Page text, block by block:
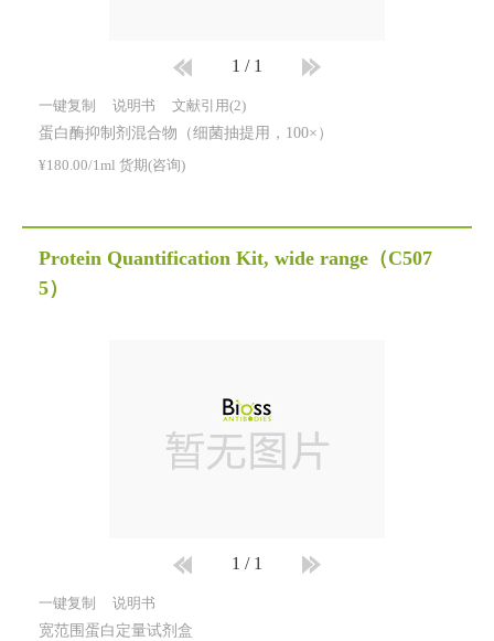
1 / 1
一键复制 说明书 文献引用(2)
蛋白酶抑制剂混合物（细菌抽提用，100×）
¥180.00/1ml 货期(咨询)
Protein Quantification Kit, wide range （C507
5）
1 / 1
一键复制 说明书
宽范围蛋白定量试剂盒